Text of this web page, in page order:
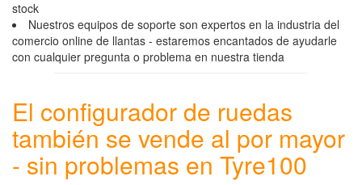
stock
Nuestros equipos de soporte son expertos en la industria del
comercio online de llantas - estaremos encantados de ayudarle
con cualquier pregunta o problema en nuestra tienda
El configurador de ruedas
también se vende al por mayor
- sin problemas en Tyre100